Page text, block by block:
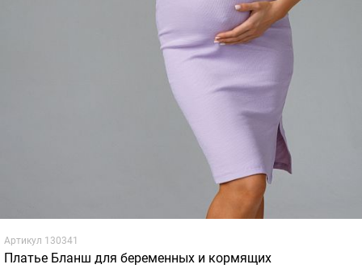
Артикул 130341
Платье Бланш для беременных и кормящих